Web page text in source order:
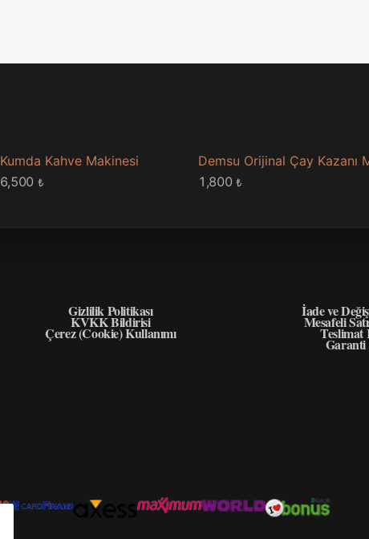
Kumda Kahve Makinesi
6,500 ₺
Demsu Orijinal Çay Kazanı
1,800₺
Gizlilik Politikası
KVKK Bildirisi
Çerez (Cookie) Kullanımı
İade ve
Mesafeli
Teslimat
Garanti